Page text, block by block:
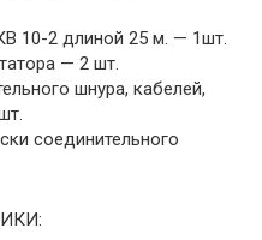
10-2 длиной 25 м. — 1шт.
— 2 шт.
шнура, кабелей,
соединительного